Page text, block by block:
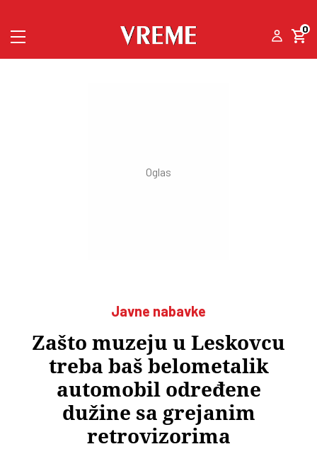
0
Javne nabavke
Zašto muzeju u Leskovcu
treba baš belometalik
automobil određene
dužine sa grejanim
retrovizorima